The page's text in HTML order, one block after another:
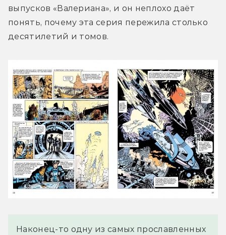
выпусков «Валериана», и он неплохо даёт
понять, почему эта серия пережила столько
десятилетий и томов.
Наконец-то одну из самых прославленных